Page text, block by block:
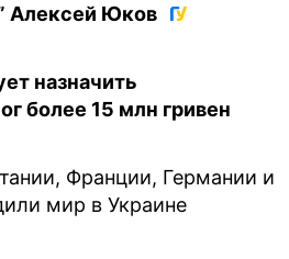
Алексей Юков
назначить
более 15 млн гривен
Франции, Германии и
мир в Украине